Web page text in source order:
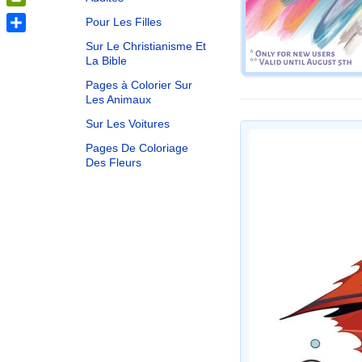
Pour Les Filles
Sur Le Christianisme Et
La Bible
Pages à Colorier Sur
Les Animaux
Sur Les Voitures
Pages De Coloriage
Des Fleurs
PrintFriendly